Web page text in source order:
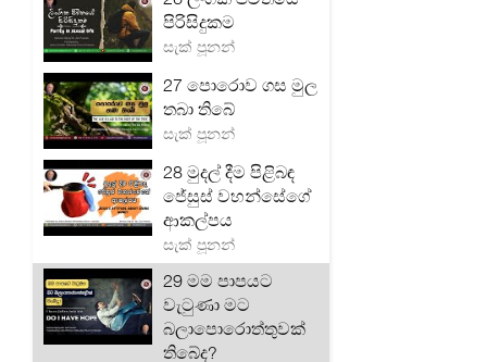
පිරිසිදුකම
සැක් පූනන්
27 පොරොව ගස මුල
තබා තිබේ
සැක් පූනන්
28 මුදල් දීම පිළිබඳ
ජේසුස් වහන්සේගේ
ආකල්පය
සැක් පූනන්
29 මම පාපයට
වැටුණා මට
බලාපොරොත්තුවක්
තිබේද?